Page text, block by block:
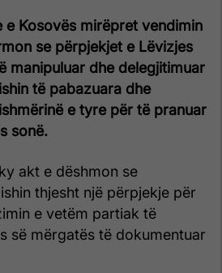
e Kosovës mirëpret vendimin
se përpjekjet e Lëvizjes
manipuluar dhe delegjitimuar
të pabazuara dhe
e tyre për të pranuar
sonë.
akt e dëshmon se
thjesht një përpjekje për
e vetëm partiak të
së mërgatës të dokumentuar